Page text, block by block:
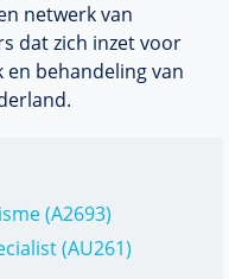
netwerk van
dat zich inzet voor
behandeling van
(A2693)
(AU261)